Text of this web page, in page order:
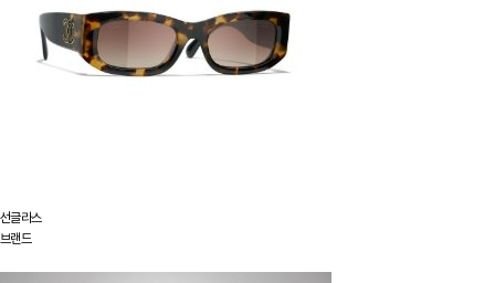
선글라스
브랜드